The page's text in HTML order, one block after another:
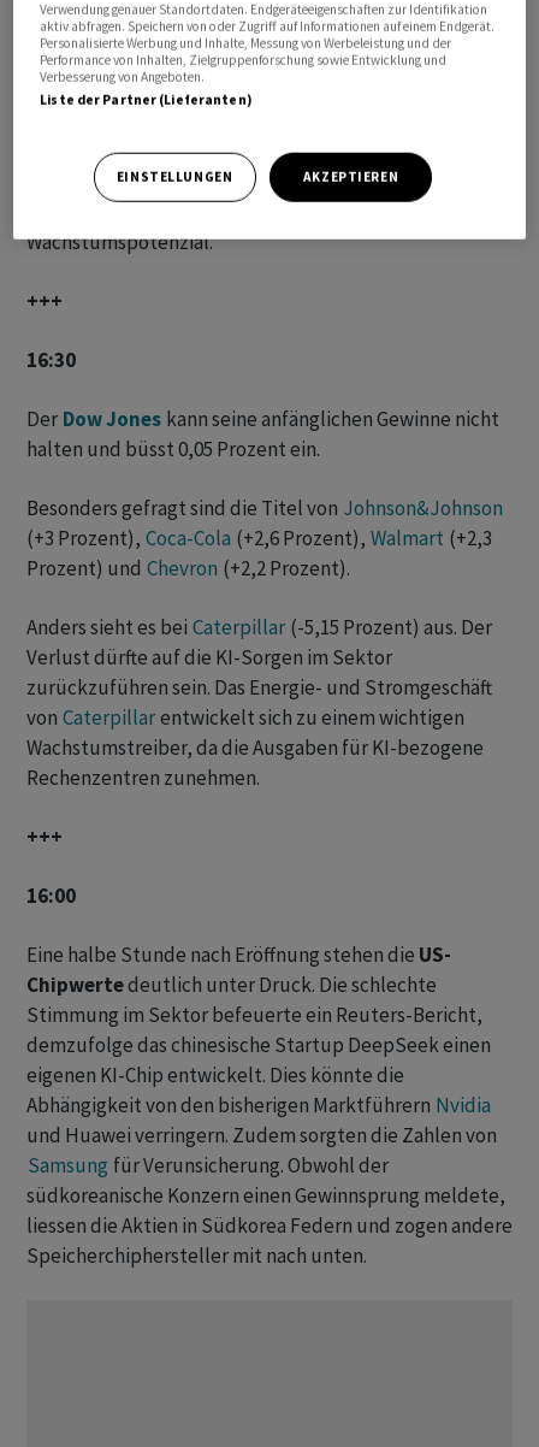
Es war eine der schnellsten Aufnahmen ⁠in der
Geschichte des Index. Dazu hatte der Index-Anbieter
Nasdaqdas Kriterium der Profitabilität gestrichen.
Beobachtung auf und bewerten sie überwiegend
‌optimistisch. So attestierten etwa die Analysten von
Wachstumspotenzial.
+++
16:30
Der Dow Jones kann seine anfänglichen Gewinne nicht
halten und büsst 0,05 Prozent ein.
Besonders gefragt sind die Titel von Johnson&Johnson
(+3 Prozent), Coca-Cola (+2,6 Prozent), Walmart (+2,3
Prozent) und Chevron (+2,2 Prozent).
Anders sieht es bei Caterpillar (-5,15 Prozent) aus. Der
Verlust dürfte auf die KI-Sorgen im Sektor
zurückzuführen sein. Das Energie- und Stromgeschäft
von Caterpillarentwickelt sich zu einem wichtigen
Wachstumstreiber, da die Ausgaben für KI-bezogene
Rechenzentren zunehmen.
+++
16:00
Eine halbe Stunde nach Eröffnung stehen die US-
Chipwertedeutlich unter Druck. Die schlechte
Stimmung im Sektor ‌befeuerte ein Reuters-Bericht,
demzufolge das chinesische Startup DeepSeek einen
eigenen KI-Chip entwickelt. Dies könnte die
Abhängigkeit von ​den bisherigen Marktführern Nvidia
und Huawei verringern. ​Zudem sorgten die ‌Zahlen von
Samsung für Verunsicherung. Obwohl der
südkoreanische Konzern einen Gewinnsprung meldete,
liessen die Aktien in Südkorea ​Federn ​und zogen andere
⁠Speicherchiphersteller mit nach unten.
Verwendung genauer Standortdaten. Endgeräteeigenschaften zur Identifikation
aktiv abfragen. Speichern von oder Zugriff auf Informationen auf einem Endgerät.
Personalisierte Werbung und Inhalte, Messung von Werbeleistung und der
Performance von Inhalten, Zielgruppenforschung sowie Entwicklung und
Verbesserung von Angeboten.
Liste der Partner (Lieferanten)
EINSTELLUNGEN AKZEPTIEREN